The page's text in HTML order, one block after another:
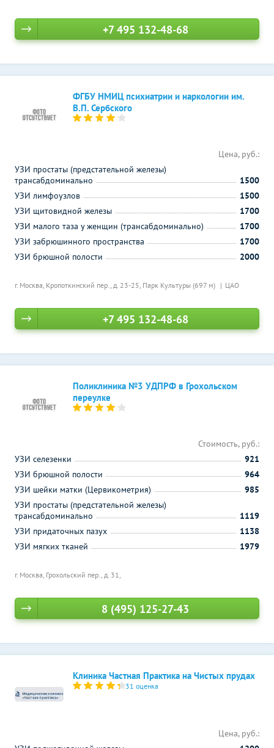
+7 495 132-48-68
ФГБУ НМИЦ психиатрии и наркологии им.
В.П. Сербского
г. Москва, Кропоткинский пер., д. 23-25, Парк Культуры (697 м) ЦАО
Цена, руб.:
УЗИ простаты (предстательной железы)
трансабдоминально
1500
УЗИ лимфоузлов
1500
УЗИ щитовидной железы
1700
УЗИ малого таза у женщин (трансабдоминально)
1700
УЗИ забрюшинного пространства
1700
УЗИ брюшной полости
2000
+7 495 132-48-68
Поликлиника №3 УДПРФ в Грохольском
переулке
г. Москва, Грохольский пер., д. 31,
Стоимость, руб.:
УЗИ селезенки
921
УЗИ брюшной полости
964
УЗИ шейки матки (Цервикометрия)
985
УЗИ простаты (предстательной железы)
трансабдоминально
1119
УЗИ придаточных пазух
1138
УЗИ мягких тканей
1979
8 (495) 125-27-43
Клиника Частная Практика на Чистых прудах
31 оценка
Цена, руб.: